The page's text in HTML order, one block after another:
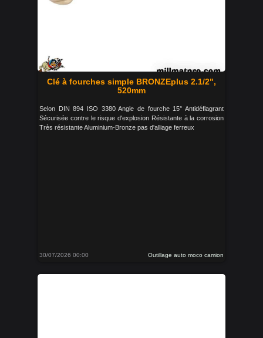
Clé à fourches simple BRONZEplus 2.1/2",
520mm
Selon DIN 894 ISO 3380 Angle de fourche 15° Antidéflagrant
Sécurisée contre le risque d'explosion Résistante à la corrosion
Très résistante Aluminium-Bronze pas d'alliage ferreux
30/07/2026 00:00 Outillage auto moco camion